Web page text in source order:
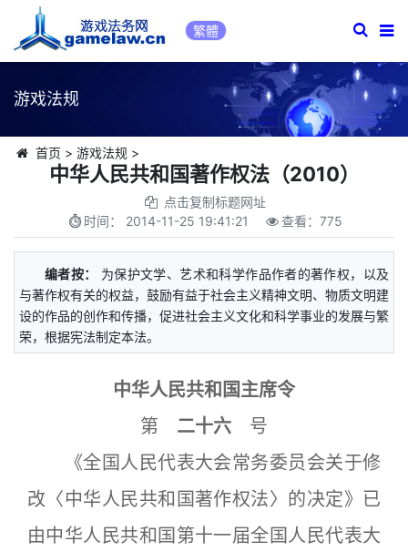
繁體
游戏法规
首页 > 游戏法规 >
中华人民共和国著作权法（2010）
点击复制标题网址
时间： 2014-11-25 19:41:21 查看： 775
编者按：
为保护文学、艺术和科学作品作者的著作权，以及
与著作权有关的权益，鼓励有益于社会主义精神文明、物质文明建
设的作品的创作和传播，促进社会主义文化和科学事业的发展与繁
荣，根据宪法制定本法。
中华人民共和国主席令
第 二十六 号
《全国人民代表大会常务委员会关于修
改〈中华人民共和国著作权法〉的决定》已
由中华人民共和国第十一届全国人民代表大